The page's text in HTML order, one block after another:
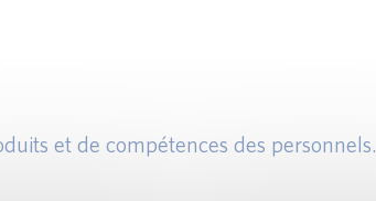
et de compétences des personnels.